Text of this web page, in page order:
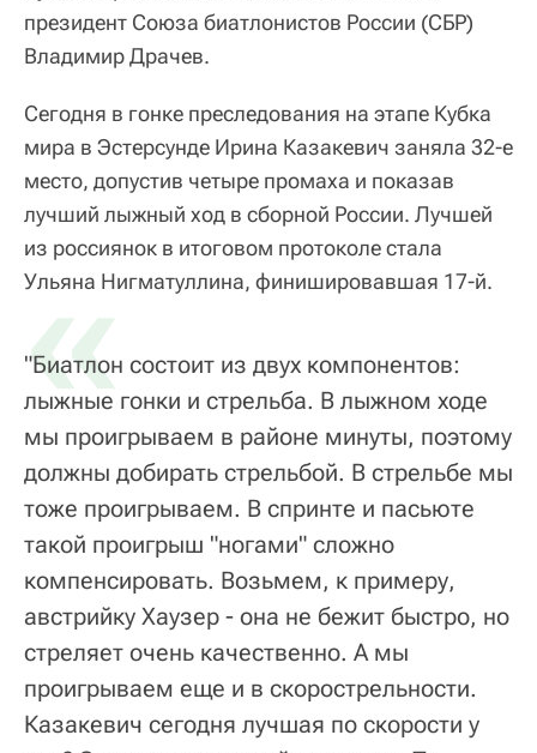
президент Союза биатлонистов России (СБР)
Владимир Драчев.
Сегодня в гонке преследования на этапе Кубка
мира в Эстерсунде Ирина Казакевич заняла 32-е
место, допустив четыре промаха и показав
лучший лыжный ход в сборной России. Лучшей
из россиянок в итоговом протоколе стала
Ульяна Нигматуллина, финишировавшая 17-й.
«
"Биатлон состоит из двух компонентов:
лыжные гонки и стрельба. В лыжном ходе
мы проигрываем в районе минуты, поэтому
должны добирать стрельбой. В стрельбе мы
тоже проигрываем. В спринте и пасьюте
такой проигрыш "ногами" сложно
компенсировать. Возьмем, к примеру,
австрийку Хаузер - она не бежит быстро, но
стреляет очень качественно. А мы
проигрываем еще и в скорострельности.
Казакевич сегодня лучшая по скорости у